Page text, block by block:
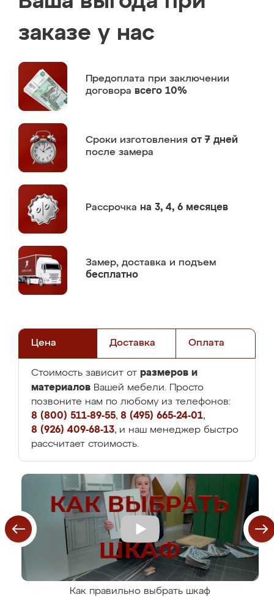
заказе у нас
Предоплата при заключении
договора всего 10%
Сроки изготовления от 7 дней
после замера
Рассрочка на 3, 4, 6 месяцев
Замер, доставка и подъем
бесплатно
Цена Доставка Оплата
Стоимость зависит от размеров и
материалов Вашей мебели. Просто
позвоните нам по любому из телефонов:
8 (800) 511-89-55, 8 (495) 665-24-01,
8 (926) 409-68-13, и наш менеджер быстро
рассчитает стоимость.
Как правильно выбрать шкаф